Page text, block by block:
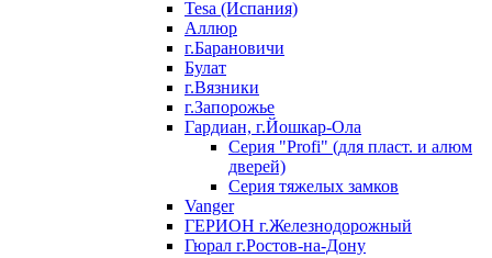
Tesa (Испания)
Аллюр
г.Барановичи
Булат
г.Вязники
г.Запорожье
Гардиан, г.Йошкар-Ола
Серия "Profi" (для пласт. и алюм
дверей)
Серия тяжелых замков
Vanger
ГЕРИОН г.Железнодорожный
Гюрал г.Ростов-на-Дону